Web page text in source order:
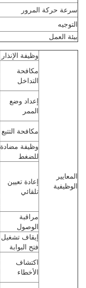
سرعة حركة المرور
التوجيه
بيئة العمل
المعايير
الوظيفية
وظيفة الإنذار
مكافحة
التداخل
إعداد وضع
الممر
مكافحة التتبع
وظيفة مضادة
للضغط
إعادة تعيين
تلقائي
مراقبة
الوصول
إيقاف تشغيل
فتح البوابة
اكتشاف
الأخطاء